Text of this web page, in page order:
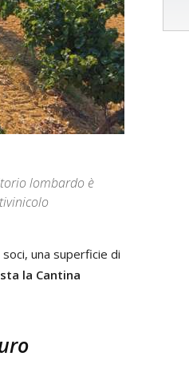
lombardo è
una superficie di
la Cantina